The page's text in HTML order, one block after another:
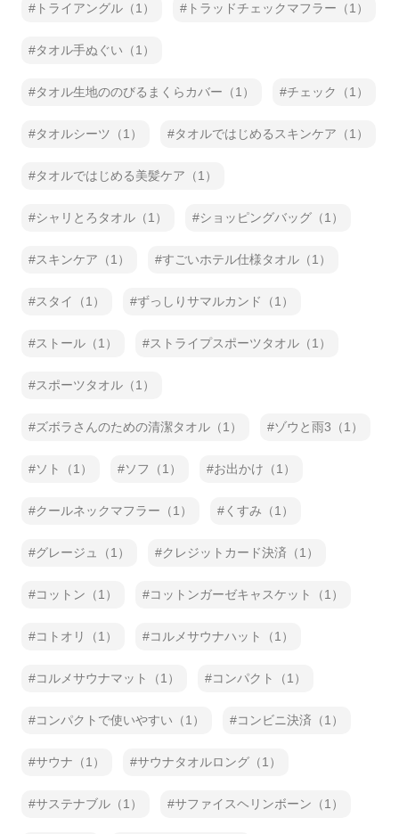
トライアングル（1） トラッドチェックマフラー（1）
タオル手ぬぐい（1）
タオル生地ののびるまくらカバー（1） チェック（1）
タオルシーツ（1） タオルではじめるスキンケア（1）
タオルではじめる美髪ケア（1）
シャリとろタオル（1） ショッピングバッグ（1）
スキンケア（1） すごいホテル仕様タオル（1）
スタイ（1） ずっしりサマルカンド（1）
ストール（1） ストライプスポーツタオル（1）
スポーツタオル（1）
ズボラさんのための清潔タオル（1） ゾウと雨3（1）
ソト（1） ソフ（1） お出かけ（1）
クールネックマフラー（1） くすみ（1）
グレージュ（1） クレジットカード決済（1）
コットン（1） コットンガーゼキャスケット（1）
コトオリ（1） コルメサウナハット（1）
コルメサウナマット（1） コンパクト（1）
コンパクトで使いやすい（1） コンビニ決済（1）
サウナ（1） サウナタオルロング（1）
サステナブル（1） サファイスヘリンボーン（1）